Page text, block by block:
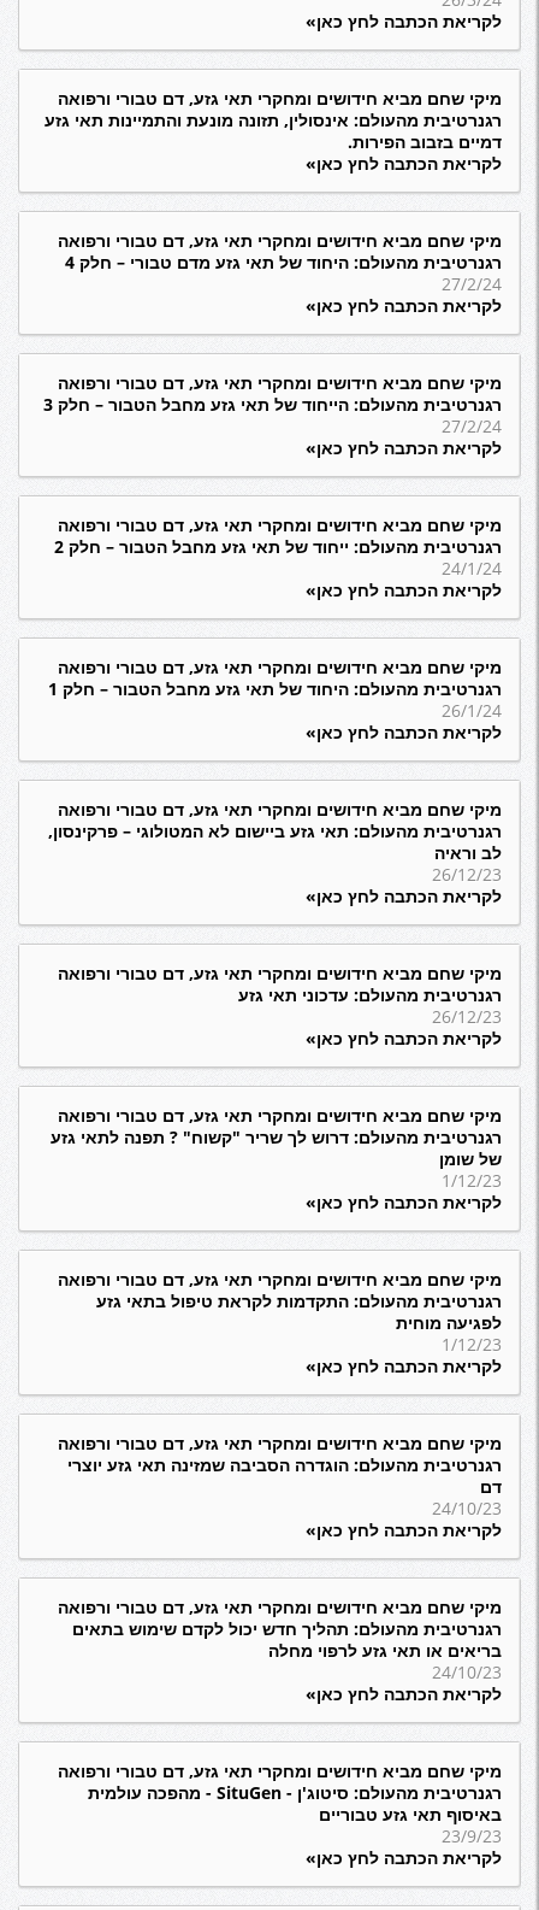
לקריאת הכתבה לחץ כאן»
מיקי שחם מביא חידושים ומחקרי תאי גזע, דם טבורי ורפואה
רגנרטיבית מהעולם: אינסולין, תזונה מונעת והתמיינות תאי גזע
דמיים בזבוב הפירות.
לקריאת הכתבה לחץ כאן»
מיקי שחם מביא חידושים ומחקרי תאי גזע, דם טבורי ורפואה
רגנרטיבית מהעולם: היחוד של תאי גזע מדם טבורי – חלק 4
27/2/24
לקריאת הכתבה לחץ כאן»
מיקי שחם מביא חידושים ומחקרי תאי גזע, דם טבורי ורפואה
רגנרטיבית מהעולם: הייחוד של תאי גזע מחבל הטבור – חלק 3
27/2/24
לקריאת הכתבה לחץ כאן»
מיקי שחם מביא חידושים ומחקרי תאי גזע, דם טבורי ורפואה
רגנרטיבית מהעולם: ייחוד של תאי גזע מחבל הטבור – חלק 2
24/1/24
לקריאת הכתבה לחץ כאן»
מיקי שחם מביא חידושים ומחקרי תאי גזע, דם טבורי ורפואה
רגנרטיבית מהעולם: היחוד של תאי גזע מחבל הטבור – חלק 1
26/1/24
לקריאת הכתבה לחץ כאן»
מיקי שחם מביא חידושים ומחקרי תאי גזע, דם טבורי ורפואה
רגנרטיבית מהעולם: תאי גזע ביישום לא המטולוגי – פרקינסון,
לב וראיה
26/12/23
לקריאת הכתבה לחץ כאן»
מיקי שחם מביא חידושים ומחקרי תאי גזע, דם טבורי ורפואה
רגנרטיבית מהעולם: עדכוני תאי גזע
26/12/23
לקריאת הכתבה לחץ כאן»
מיקי שחם מביא חידושים ומחקרי תאי גזע, דם טבורי ורפואה
רגנרטיבית מהעולם: דרוש לך שריר "קשוח" ? תפנה לתאי גזע
של שומן
1/12/23
לקריאת הכתבה לחץ כאן»
מיקי שחם מביא חידושים ומחקרי תאי גזע, דם טבורי ורפואה
רגנרטיבית מהעולם: התקדמות לקראת טיפול בתאי גזע
לפגיעה מוחית
1/12/23
לקריאת הכתבה לחץ כאן»
מיקי שחם מביא חידושים ומחקרי תאי גזע, דם טבורי ורפואה
רגנרטיבית מהעולם: הוגדרה הסביבה שמזינה תאי גזע יוצרי
דם
24/10/23
לקריאת הכתבה לחץ כאן»
מיקי שחם מביא חידושים ומחקרי תאי גזע, דם טבורי ורפואה
רגנרטיבית מהעולם: תהליך חדש יכול לקדם שימוש בתאים
בריאים או תאי גזע לרפוי מחלה
24/10/23
לקריאת הכתבה לחץ כאן»
מיקי שחם מביא חידושים ומחקרי תאי גזע, דם טבורי ורפואה
רגנרטיבית מהעולם: סיטוג'ן - SituGen - מהפכה עולמית
באיסוף תאי גזע טבוריים
23/9/23
לקריאת הכתבה לחץ כאן»